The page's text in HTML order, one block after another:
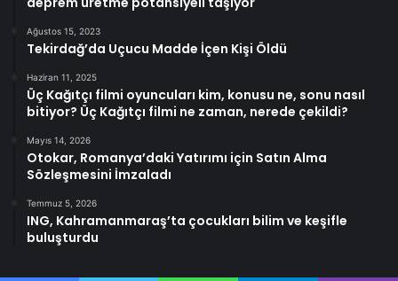
Ağustos 15, 2023
Tekirdağ’da Uçucu Madde İçen Kişi Öldü
Haziran 11, 2025
Üç Kağıtçı filmi oyuncuları kim, konusu ne, sonu nasıl
bitiyor? Üç Kağıtçı filmi ne zaman, nerede çekildi?
Mayıs 14, 2026
Otokar, Romanya’daki Yatırımı için Satın Alma
Sözleşmesini İmzaladı
Temmuz 5, 2026
ING, Kahramanmaraş’ta çocukları bilim ve keşifle
buluşturdu